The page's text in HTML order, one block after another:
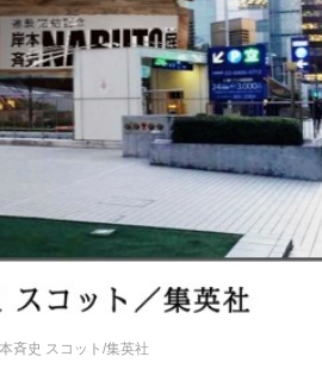
斉史 スコット/集英社